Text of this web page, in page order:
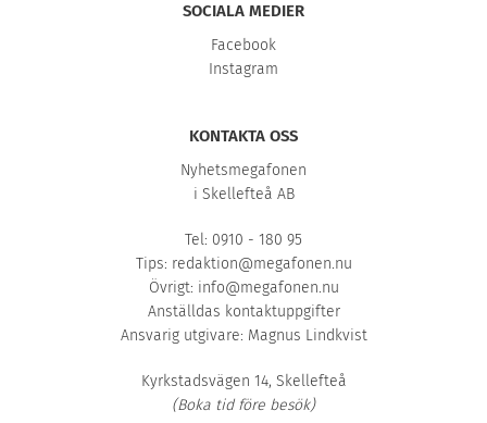
SOCIALA MEDIER
Facebook
Instagram
KONTAKTA OSS
Nyhetsmegafonen
i Skellefteå AB
Tel: 0910 - 180 95
Tips: redaktion@megafonen.nu
Övrigt: info@megafonen.nu
Anställdas kontaktuppgifter
Ansvarig utgivare: Magnus Lindkvist
Kyrkstadsvägen 14, Skellefteå
(Boka tid före besök)